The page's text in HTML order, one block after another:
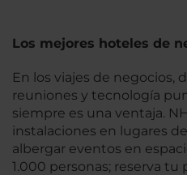
Los mejores hoteles de
En los viajes de negocios,
reuniones y tecnología
siempre es una ventaja.
instalaciones en lugares
albergar eventos en
1.000 personas; reserva tu